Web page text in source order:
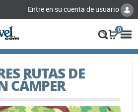
Entre en su cuenta de usuario
0
RUTAS DE
CÁMPER